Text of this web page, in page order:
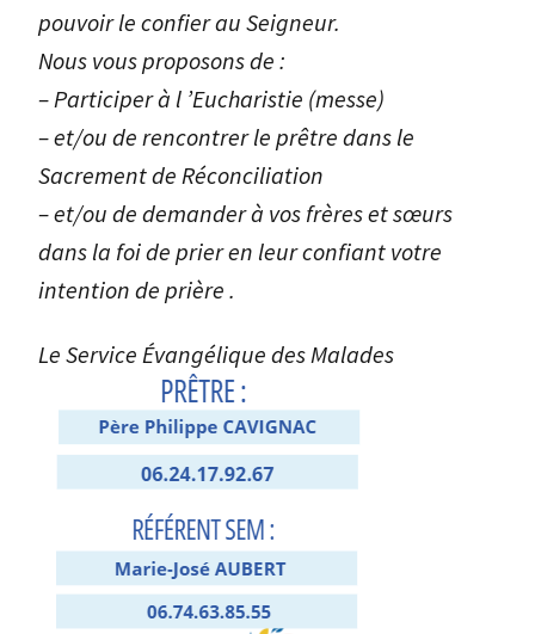
pouvoir le confier au Seigneur.
Nous vous proposons de :
– Participer à l ’Eucharistie (messe)
– et/ou de rencontrer le prêtre dans le
Sacrement de Réconciliation
– et/ou de demander à vos frères et sœurs
dans la foi de prier en leur confiant votre
intention de prière .
Le Service Évangélique des Malades